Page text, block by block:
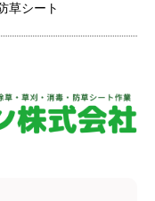
草シート